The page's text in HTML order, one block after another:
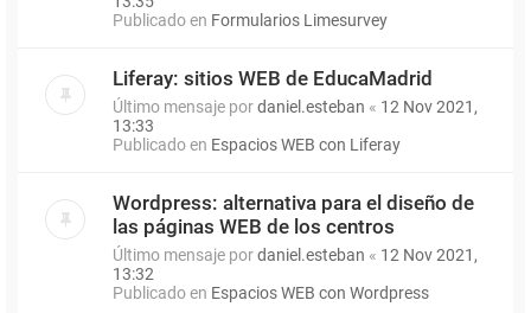
Publicado en Formularios Limesurvey
Liferay: sitios WEB de EducaMadrid
Último mensaje pordaniel.esteban « 12 Nov 2021,
13:33
Publicado en Espacios WEB con Liferay
Wordpress: alternativa para el diseño de
las páginas WEB de los centros
Último mensaje pordaniel.esteban « 12 Nov 2021,
13:32
Publicado en Espacios WEB con Wordpress